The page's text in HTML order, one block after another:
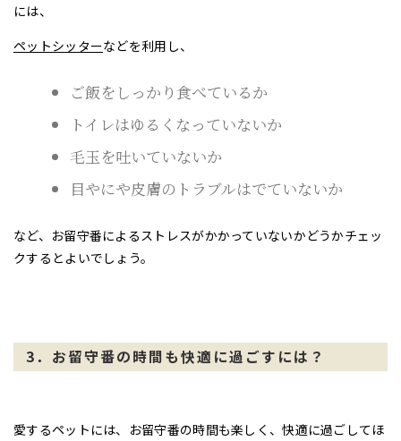
には、
ペットシッターなどを利用し、
ご飯をしっかり食べているか
トイレはゆるくなっていないか
毛玉を吐いていないか
目やにや皮膚のトラブルはでていないか
など、お留守番によるストレスがかかっていないかどうかチェッ
クするとよいでしょう。
3．お留守番の時間も快適に過ごすには？
愛するペットには、お留守番の時間も楽しく、快適に過ごしてほ